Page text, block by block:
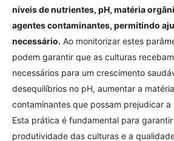
níveis de nutrientes, pH, matéria
agentes contaminantes, permitindo
necessário. Ao monitorizar estes
podem garantir que as culturas
necessários para um crescimento
desequilíbrios no pH, aumentar a
contaminantes que possam prejudicar a
Esta prática é fundamental para
produtividade das culturas e a